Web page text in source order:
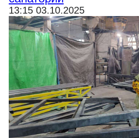
13:15 03.10.2025